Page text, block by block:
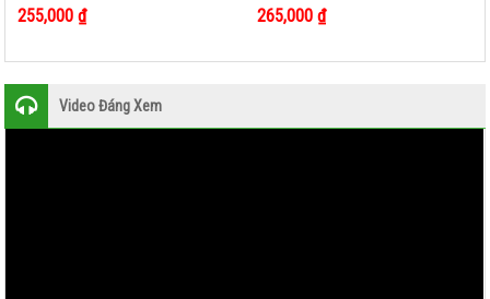
0
out
5
255,000₫
0
out
5
265,000 ₫
Video Đáng Xem